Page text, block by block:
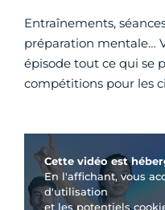
Entraînements,
préparation mentale…
épisode tout ce qui se
compétitions pour les
Cette vidéo est
En l'affichant, vous
d'utilisation
et les potentiels